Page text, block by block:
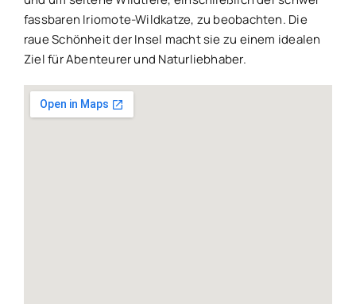
fassbaren Iriomote-Wildkatze, zu beobachten. Die
raue Schönheit der Insel macht sie zu einem idealen
Ziel für Abenteurer und Naturliebhaber.